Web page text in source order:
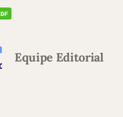
Equipe Editorial